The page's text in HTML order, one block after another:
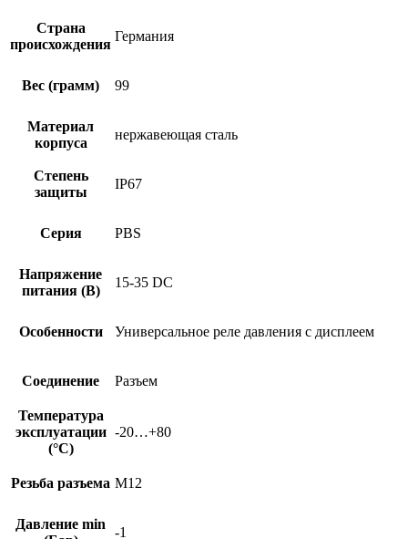
Страна
происхождения
Германия
Вес (грамм) 99
Материал
корпуса
нержавеющая сталь
Степень
защиты
IP67
Серия PBS
Напряжение
питания (В)
15-35 DC
Особенности Универсальное реле давления с дисплеем
Соединение Разъем
Температура
эксплуатации
(°C)
-20…+80
Резьба разъема M12
Давление min
-1